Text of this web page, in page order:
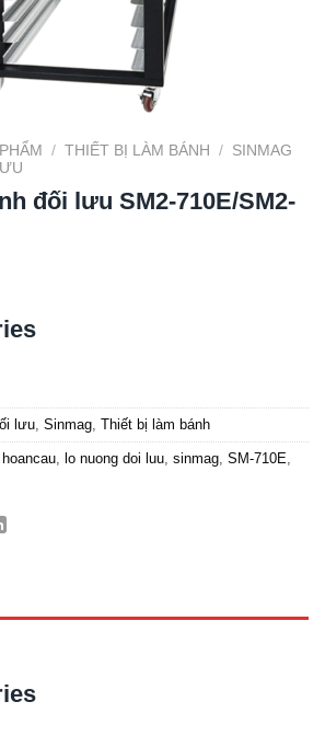
/ THIẾT BỊ LÀM BÁNH / SINMAG
đối lưu SM2-710E/SM2-
lưu Sinmag Thiết bị làm bánh
hoancau lo nuong doi luu sinmag SM-710E